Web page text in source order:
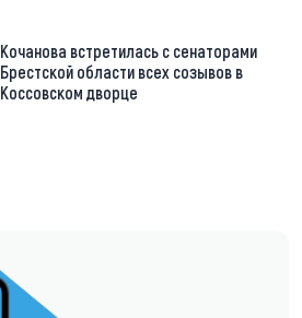
Кочанова встретилась с сенаторами
Брестской области всех созывов в
Коссовском дворце